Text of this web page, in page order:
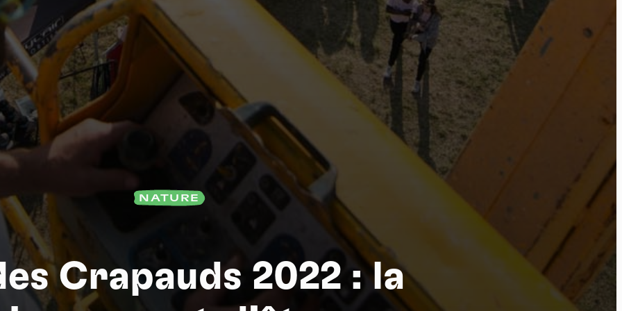
Crapauds 2022 : la
NATURE